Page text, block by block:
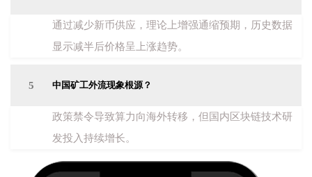
通过减少新币供应，理论上增强通缩预期，历史数据
显示减半后价格呈上涨趋势。
5 中国矿工外流现象根源？
政策禁令导致算力向海外转移，但国内区块链技术研
发投入持续增长。